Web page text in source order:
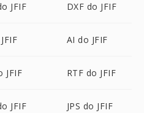
JFIF DXF do JFIF
AI do JFIF
JFIF RTF do JFIF
JFIF JPS do JFIF